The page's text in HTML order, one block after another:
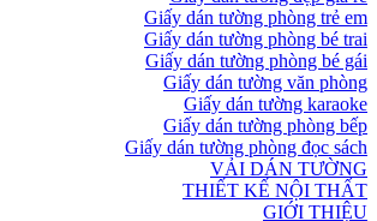
Giấy dán tường phòng trẻ em
Giấy dán tường phòng bé trai
Giấy dán tường phòng bé gái
Giấy dán tường văn phòng
Giấy dán tường karaoke
Giấy dán tường phòng bếp
Giấy dán tường phòng đọc sách
VẢI DÁN TƯỜNG
THIẾT KẾ NỘI THẤT
GIỚI THIỆU